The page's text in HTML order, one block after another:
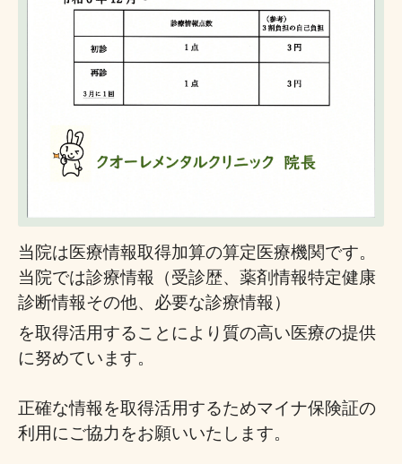
当院は医療情報取得加算の算定医療機関です。
当院では診療情報（受診歴、薬剤情報特定健康
診断情報その他、必要な診療情報）
を取得活用することにより 質の高い医療の提供
に努めています。
正確な情報を取得活用するためマイナ保険証の
利用にご協力をお願いいたします。